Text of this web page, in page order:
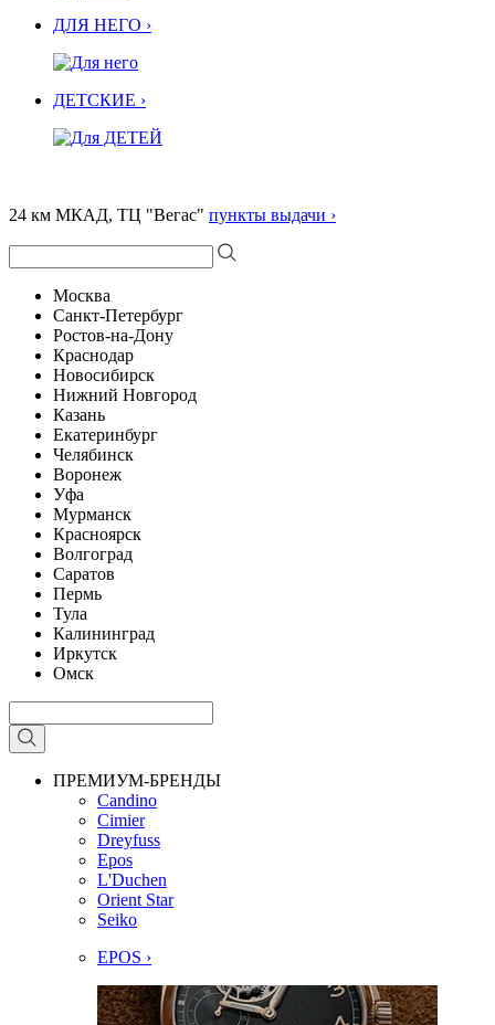
ДЛЯ НЕГО ›
ДЕТСКИЕ ›
24 км МКАД, ТЦ "Вегас" пункты выдачи ›
Москва
Санкт-Петербург
Ростов-на-Дону
Краснодар
Новосибирск
Нижний Новгород
Казань
Екатеринбург
Челябинск
Воронеж
Уфа
Мурманск
Красноярск
Волгоград
Саратов
Пермь
Тула
Калининград
Иркутск
Омск
ПРЕМИУМ-БРЕНДЫ
Candino
Cimier
Dreyfuss
Epos
L'Duchen
Orient Star
Seiko
EPOS ›